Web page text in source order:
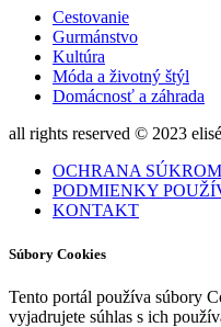
Cestovanie
Gurmánstvo
Kultúra
Móda a životný štýl
Domácnosť a záhrada
all rights reserved © 2023
OCHRANA
PODMIENKY
KONTAKT
Súbory Cookies
Tento portál používa súbory
vyjadrujete súhlas s ich